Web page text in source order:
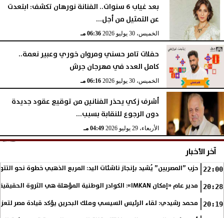
بعد غياب 6 سنوات.. الفنانة نورهان تكشف: ابتعدت
عن التمثيل من أجل...
الخميس، 30 يوليو 2026 06:36 مـ
حفلات تامر حسني ومروان خوري وعبير نعمة..
كامل العدد في مهرجان جرش
الخميس، 30 يوليو 2026 06:16 مـ
أشرف زكي يحذر الفنانين من توقيع عقود جديدة
دون الرجوع للنقابة بسبب...
الأربعاء، 29 يوليو 2026 04:49 مـ
آخر الأخبار
22:00 حزب ”المصريين” يُشيد بإنجاز ناشئات اليد: المربع الذهبي خطوة نحو
20:28 مدير عام «إمكان IMKAN»: الكوادر الوطنية المؤهلة هي الثروة الحقيقية لمستقبل التنمية في مصر
20:19 محمد رشيدي: لقاء الرئيس السيسي وملك البحرين يؤكد قيادة مصر